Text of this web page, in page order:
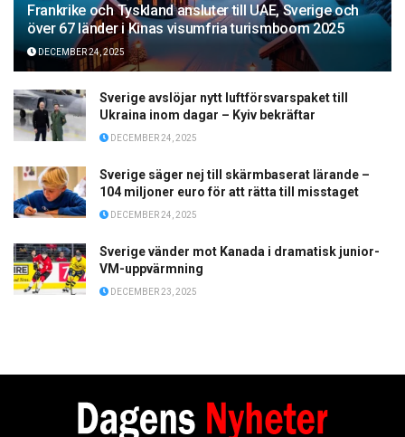
Frankrike och Tyskland ansluter till UAE, Sverige och
över 67 länder i Kinas visumfria turismboom 2025
DECEMBER 24, 2025
Sverige avslöjar nytt luftförsvarspaket till
Ukraina inom dagar – Kyiv bekräftar
DECEMBER 24, 2025
Sverige säger nej till skärmbaserat lärande –
104 miljoner euro för att rätta till misstaget
DECEMBER 24, 2025
Sverige vänder mot Kanada i dramatisk junior-
VM-uppvärmning
DECEMBER 23, 2025